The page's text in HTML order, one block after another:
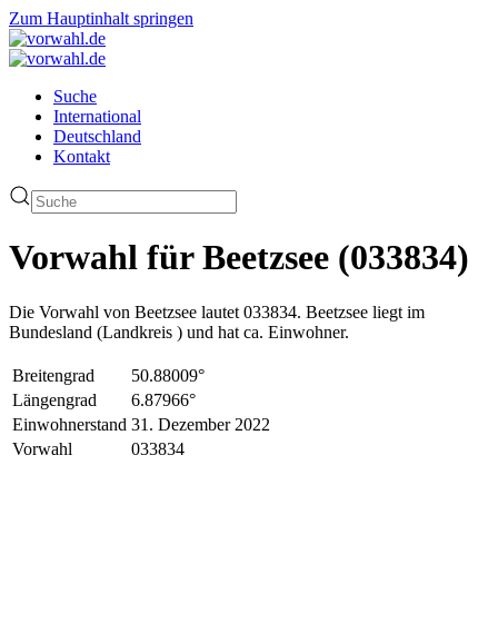
Zum Hauptinhalt springen
Suche
International
Deutschland
Kontakt
Vorwahl für Beetzsee (033834)
Die Vorwahl von Beetzsee lautet 033834. Beetzsee liegt im
Bundesland (Landkreis ) und hat ca. Einwohner.
Breitengrad
50.88009°
Längengrad
6.87966°
Einwohnerstand 31. Dezember 2022
Vorwahl
033834